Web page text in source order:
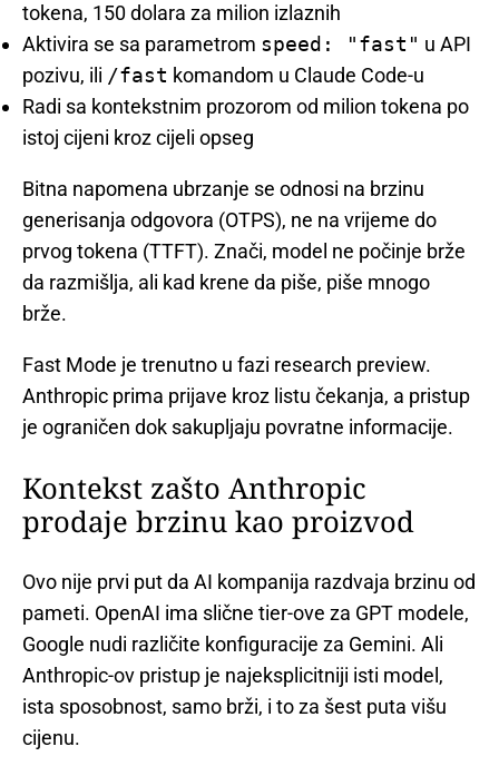
tokena, 150 dolara za milion izlaznih
Aktivira se sa parametrom speed: "fast" u API
pozivu, ili /fast komandom u Claude Code-u
Radi sa kontekstnim prozorom od milion tokena po
istoj cijeni kroz cijeli opseg
Bitna napomena ubrzanje se odnosi na brzinu
generisanja odgovora (OTPS), ne na vrijeme do
prvog tokena (TTFT). Znači, model ne počinje brže
da razmišlja, ali kad krene da piše, piše mnogo
brže.
Fast Mode je trenutno u fazi research preview.
Anthropic prima prijave kroz listu čekanja, a pristup
je ograničen dok sakupljaju povratne informacije.
Kontekst zašto Anthropic
prodaje brzinu kao proizvod
Ovo nije prvi put da AI kompanija razdvaja brzinu od
pameti. OpenAI ima slične tier-ove za GPT modele,
Google nudi različite konfiguracije za Gemini. Ali
Anthropic-ov pristup je najeksplicitniji isti model,
ista sposobnost, samo brži, i to za šest puta višu
cijenu.